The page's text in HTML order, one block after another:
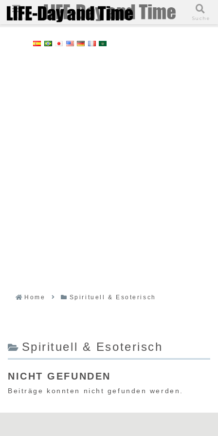
Home Spirituell & Esoterisch
Spirituell & Esoterisch
NICHT GEFUNDEN
Beiträge konnten nicht gefunden werden.
Menüs Suche